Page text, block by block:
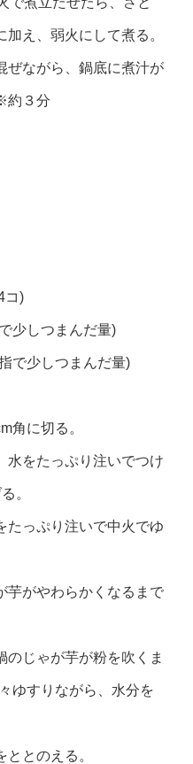
え、弱火にして煮る。
ながら、鍋底に煮汁が
約３分
コ)
少しつまんだ量)
で少しつまんだ量)
角に切る。
をたっぷり注いでつけ
。
っぷり注いで中火でゆ
がやわらかくなるまで
じゃが芋が粉を吹くま
ゆすりながら、水分を
とのえる。